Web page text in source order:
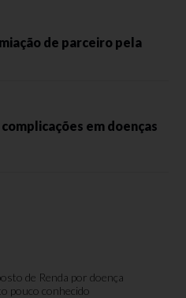
de parceiro pela
em doenças
de Renda por doença
pouco conhecido